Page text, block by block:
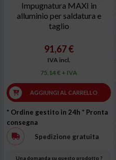
Impugnatura MAXI in
alluminio per saldatura e
taglio
91,67 €
IVA incl.
75,14 € + IVA
AGGIUNGI AL CARRELLO
* Ordine gestito in 24h * Pronta
consegna
Spedizione gratuita
Una domanda su questo prodotto ?